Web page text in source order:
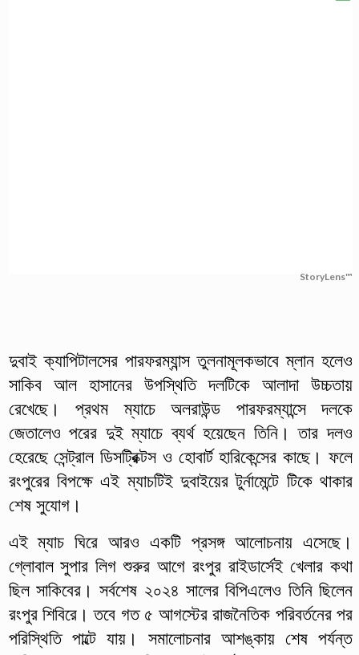
StoryLens™
দুবাই ক্যাপিটালসের পারফরম্যান্স তুলনামূলকভাবে ম্লান হলেও
সাকিব আল হাসানের উপস্থিতি দলটিকে আলাদা উচ্চতায়
রেখেছে। প্রথম ম্যাচে অলরাউন্ড পারফরম্যান্সে দলকে
জেতালেও পরের দুই ম্যাচে ব্যর্থ হয়েছেন তিনি। তার দলও
হেরেছে সেন্ট্রাল ডিসট্রিক্টস ও হোবার্ট হারিকেন্সের কাছে। ফলে
রংপুরের বিপক্ষে এই ম্যাচটিই দুবাইয়ের টুর্নামেন্টে টিকে থাকার
শেষ সুযোগ।
এই ম্যাচ ঘিরে আরও একটি প্রসঙ্গ আলোচনায় এসেছে।
গ্লোবাল সুপার লিগ শুরুর আগে রংপুর রাইডার্সেই খেলার কথা
ছিল সাকিবের। সর্বশেষ ২০২৪ সালের বিপিএলেও তিনি ছিলেন
রংপুর শিবিরে। তবে গত ৫ আগস্টের রাজনৈতিক পরিবর্তনের পর
পরিস্থিতি পাল্টে যায়। সমালোচনার আশঙ্কায় শেষ পর্যন্ত